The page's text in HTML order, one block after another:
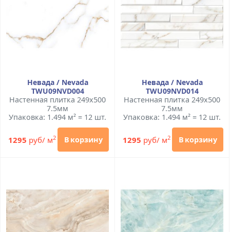
Невада / Nevada
TWU09NVD004
Настенная плитка 249x500
7.5мм
Упаковка: 1.494 м² = 12 шт.
1295 руб/ м2 В корзину
Невада / Nevada
TWU09NVD014
Настенная плитка 249x500
7.5мм
Упаковка: 1.494 м² = 12 шт.
1295 руб/ м2 В корзину